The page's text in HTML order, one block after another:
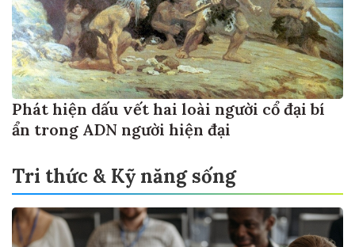
Phát hiện dấu vết hai loài người cổ đại bí
ẩn trong ADN người hiện đại
Tri thức & Kỹ năng sống